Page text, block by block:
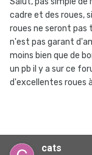
cadre et des roues,
roues ne seront pas
n'est pas garant
moins bien que de
un pb il y a sur ce
d'excellentes roues
cats